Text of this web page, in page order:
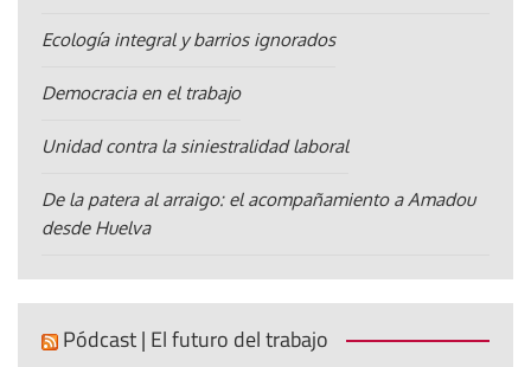
Ecología integral y barrios ignorados
Democracia en el trabajo
Unidad contra la siniestralidad laboral
De la patera al arraigo: el acompañamiento a Amadou
desde Huelva
Pódcast | El futuro del trabajo